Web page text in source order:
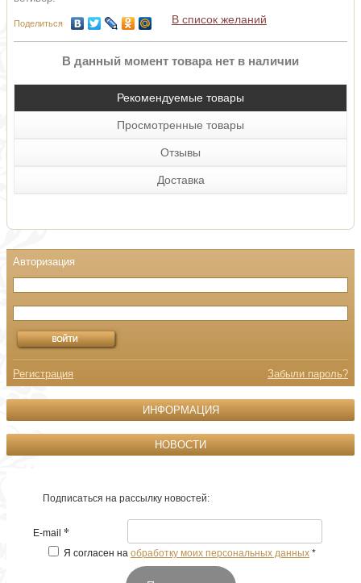
Поделиться В список желаний
В данный момент товара нет в наличии
Рекомендуемые товары
Просмотренные товары
Отзывы
Доставка
Регистрация Забыли пароль?
ИНФОРМАЦИЯ
НОВОСТИ
Подписаться на рассылку новостей:
E-mail *
Я согласен на обработку моих персональных данных *